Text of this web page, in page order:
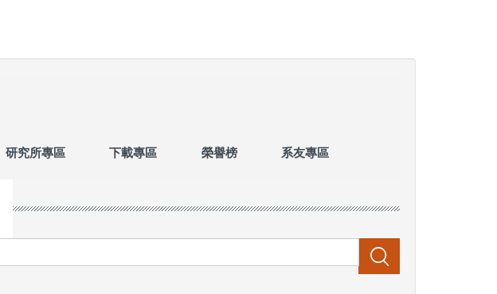
研究所專區 下載專區 榮譽榜 系友專區
搜尋